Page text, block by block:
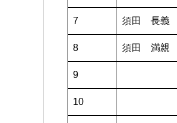
7 須田 長義
8 須田 満親
9
10